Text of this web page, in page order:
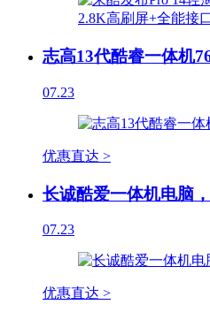
志高13代酷睿一体机
07.23
优惠直达 >
长诚酷爱一体机电脑
07.23
优惠直达 >